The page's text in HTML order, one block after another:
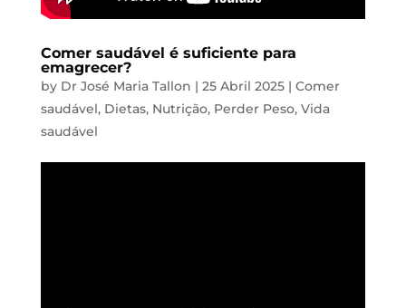
Comer saudável é suficiente para
emagrecer?
by Dr José Maria Tallon | 25 Abril 2025| Comer
saudável, Dietas, Nutrição, Perder Peso, Vida
saudável